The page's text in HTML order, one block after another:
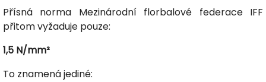
Přísná norma Mezinárodní florbalové federace IFF
přitom vyžaduje pouze:
1,5 N/mm²
To znamená jediné: